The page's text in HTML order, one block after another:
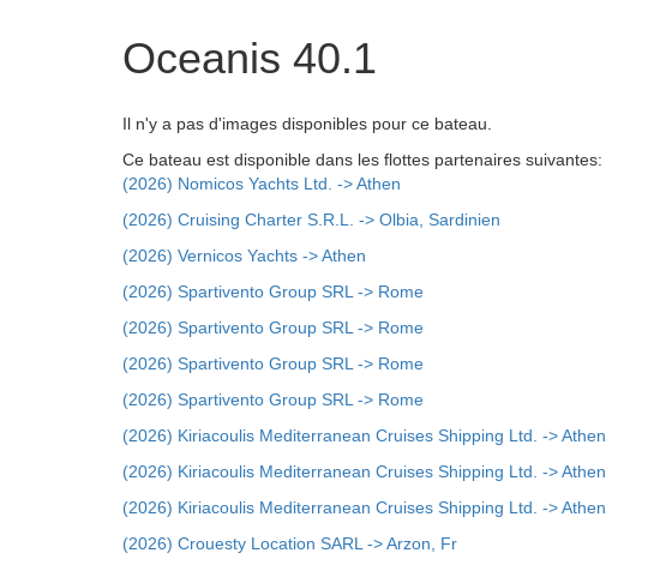
Oceanis 40.1
Il n'y a pas d'images disponibles pour ce bateau.
Ce bateau est disponible dans les flottes partenaires suivantes:
(2026) Nomicos Yachts Ltd. -> Athen
(2026) Cruising Charter S.R.L. -> Olbia, Sardinien
(2026) Vernicos Yachts -> Athen
(2026) Spartivento Group SRL -> Rome
(2026) Spartivento Group SRL -> Rome
(2026) Spartivento Group SRL -> Rome
(2026) Spartivento Group SRL -> Rome
(2026) Kiriacoulis Mediterranean Cruises Shipping Ltd. -> Athen
(2026) Kiriacoulis Mediterranean Cruises Shipping Ltd. -> Athen
(2026) Kiriacoulis Mediterranean Cruises Shipping Ltd. -> Athen
(2026) Crouesty Location SARL -> Arzon, Fr